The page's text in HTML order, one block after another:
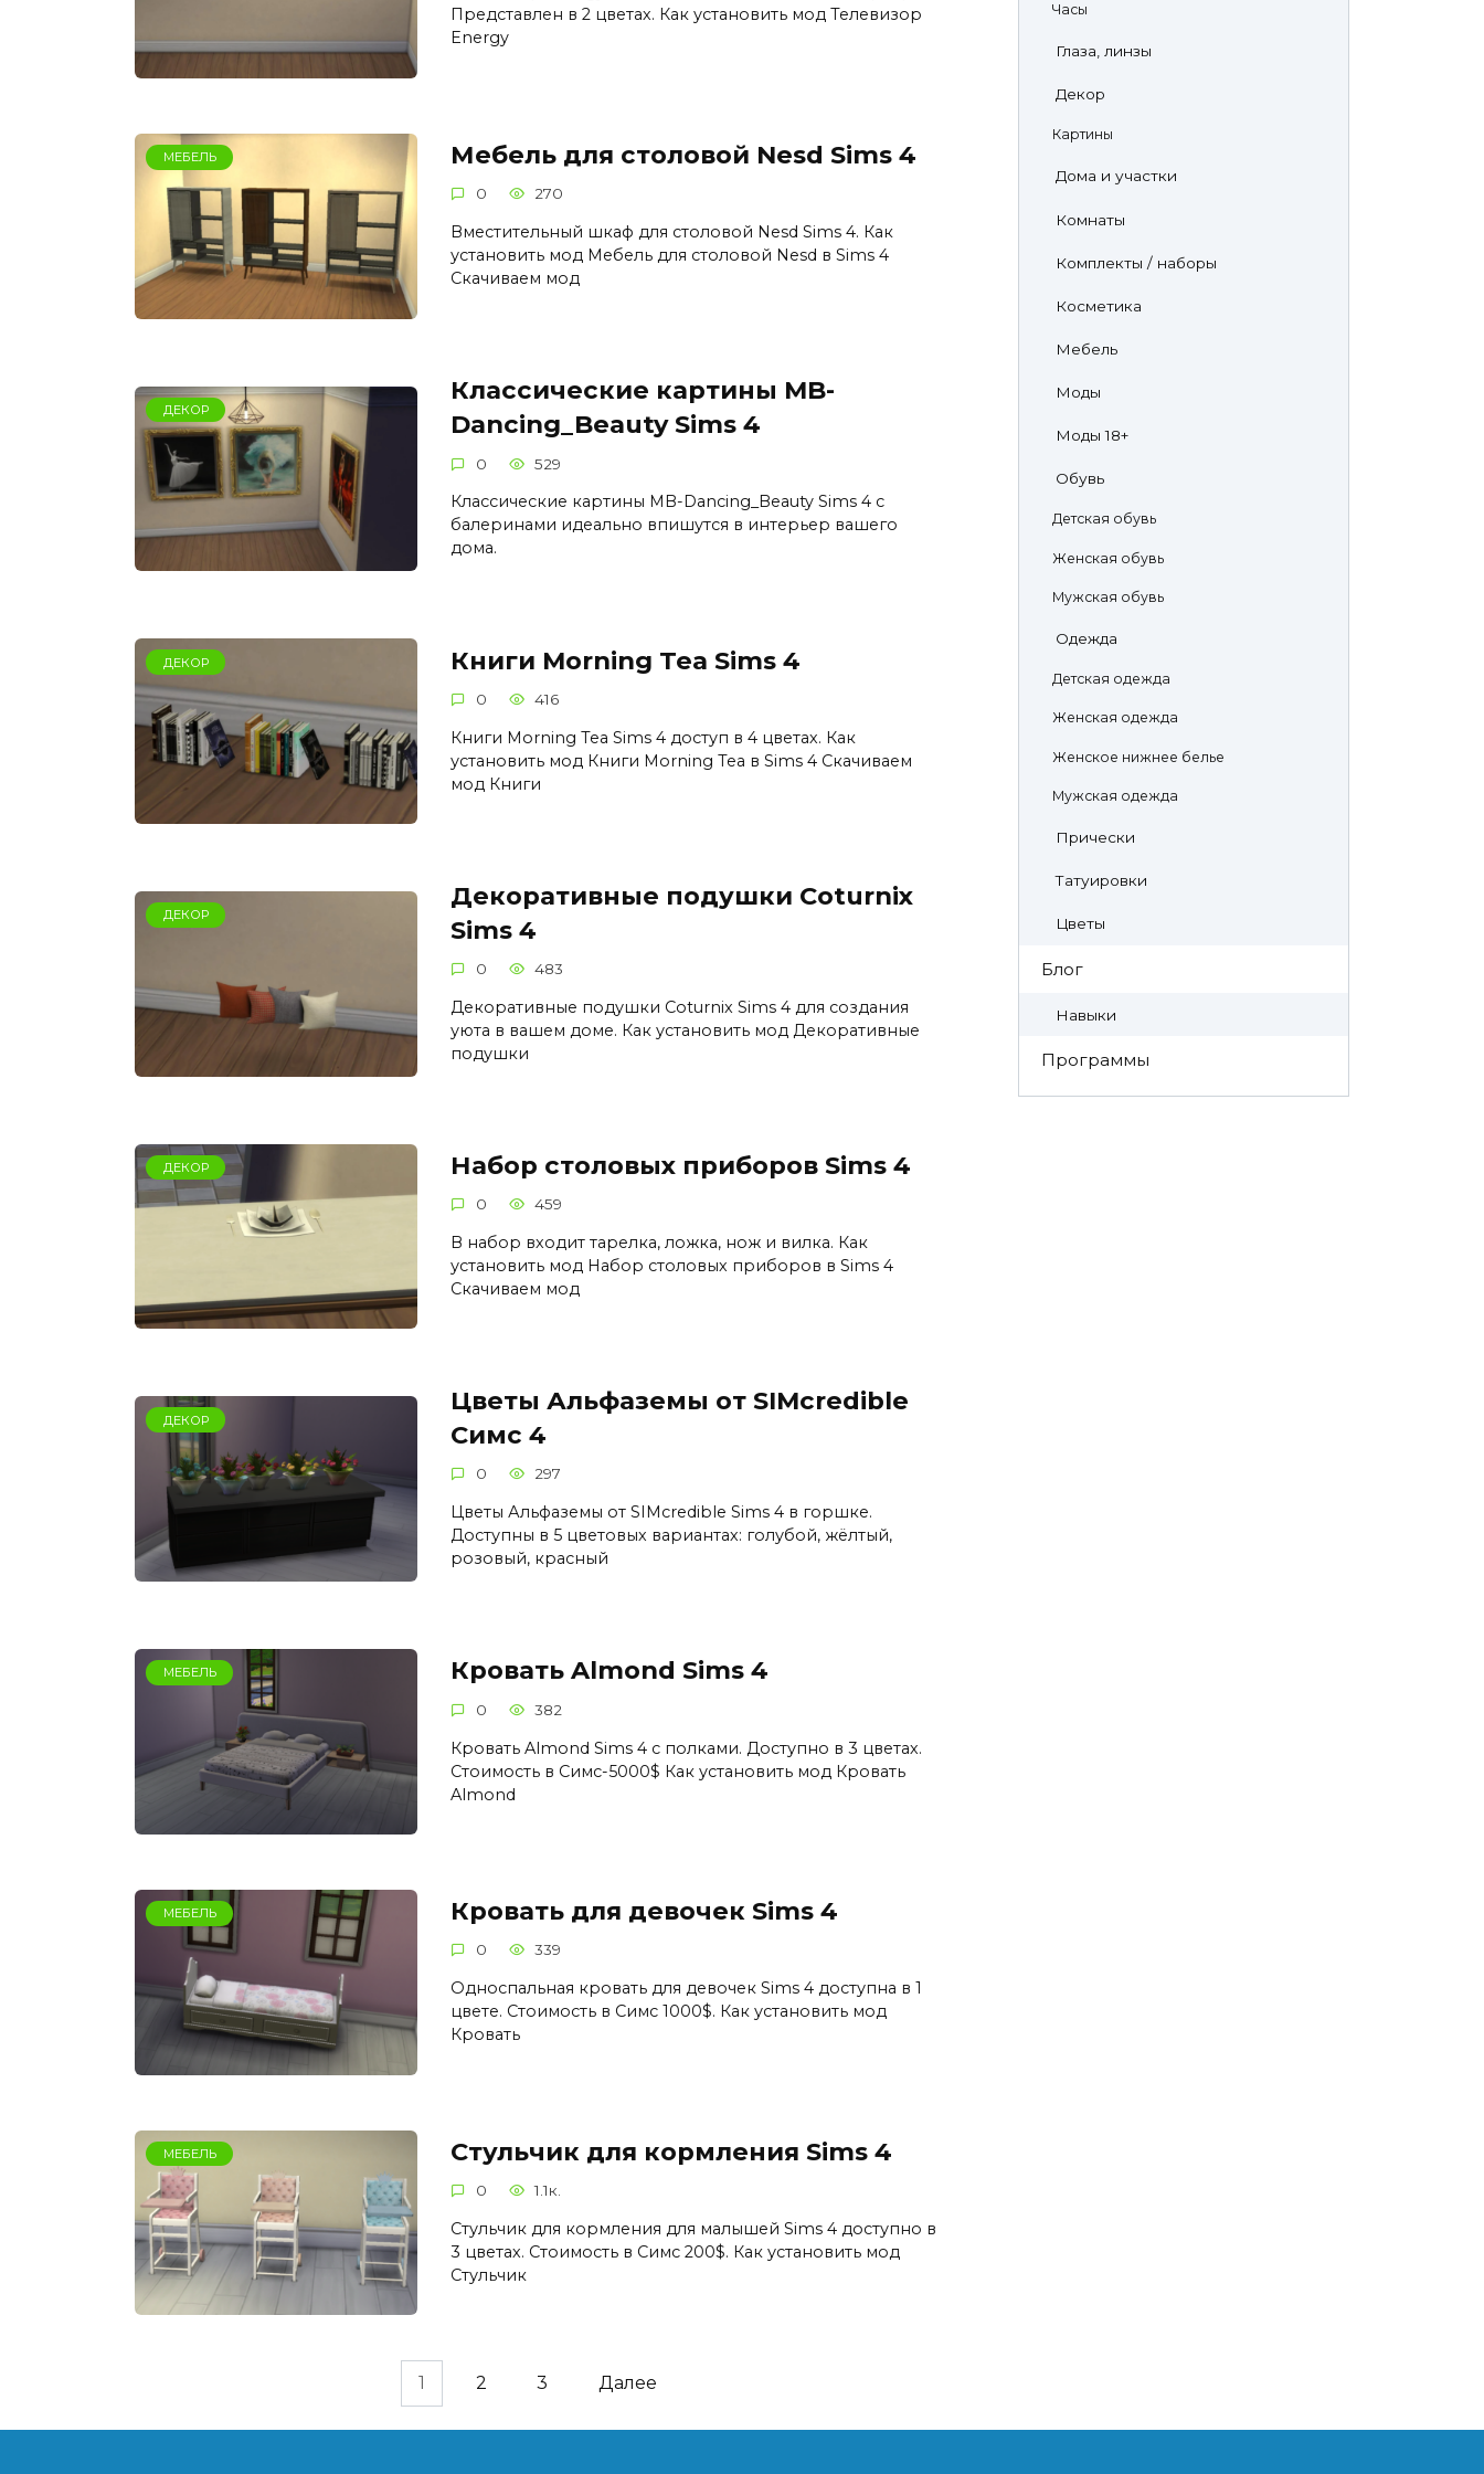
Представлен в 2 цветах. Как установить мод Телевизор
Energy
МЕБЕЛЬ Мебель для столовой Nesd Sims 4
0 270
Вместительный шкаф для столовой Nesd Sims 4. Как
установить мод Мебель для столовой Nesd в Sims 4
Скачиваем мод
ДЕКОР
Классические картины MB-
Dancing_Beauty Sims 4
0 529
Классические картины MB-Dancing_Beauty Sims 4 с
балеринами идеально впишутся в интерьер вашего
дома.
ДЕКОР Книги Morning Tea Sims 4
0 416
Книги Morning Tea Sims 4 доступ в 4 цветах. Как
установить мод Книги Morning Tea в Sims 4 Скачиваем
мод Книги
ДЕКОР
Декоративные подушки Coturnix
Sims 4
0 483
Декоративные подушки Coturnix Sims 4 для создания
уюта в вашем доме. Как установить мод Декоративные
подушки
ДЕКОР Набор столовых приборов Sims 4
0 459
В набор входит тарелка, ложка, нож и вилка. Как
установить мод Набор столовых приборов в Sims 4
Скачиваем мод
ДЕКОР
Цветы Альфаземы от SIMcredible
Симс 4
0 297
Цветы Альфаземы от SIMcredible Sims 4 в горшке.
Доступны в 5 цветовых вариантах: голубой, жёлтый,
розовый, красный
МЕБЕЛЬ Кровать Almond Sims 4
0 382
Кровать Almond Sims 4 с полками. Доступно в 3 цветах.
Стоимость в Симс-5000$ Как установить мод Кровать
Almond
МЕБЕЛЬ Кровать для девочек Sims 4
0 339
Односпальная кровать для девочек Sims 4 доступна в 1
цвете. Стоимость в Симс 1000$. Как установить мод
Кровать
МЕБЕЛЬ Стульчик для кормления Sims 4
0 1.1к.
Стульчик для кормления для малышей Sims 4 доступно в
3 цветах. Стоимость в Симс 200$. Как установить мод
Стульчик
1 2 3 Далее
Часы
Глаза, линзы
Декор
Картины
Дома и участки
Комнаты
Комплекты / наборы
Косметика
Мебель
Моды
Моды 18+
Обувь
Детская обувь
Женская обувь
Мужская обувь
Одежда
Детская одежда
Женская одежда
Женское нижнее белье
Мужская одежда
Прически
Татуировки
Цветы
Блог
Навыки
Программы